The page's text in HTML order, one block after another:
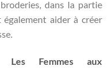
dans la partie
aider à créer
Les Femmes aux